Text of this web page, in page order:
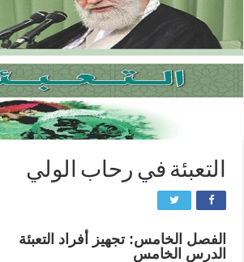
التعبئة في رحاب الولي
الفصل الخامس: تجهيز أفراد التعبئة
الدرس الخامس